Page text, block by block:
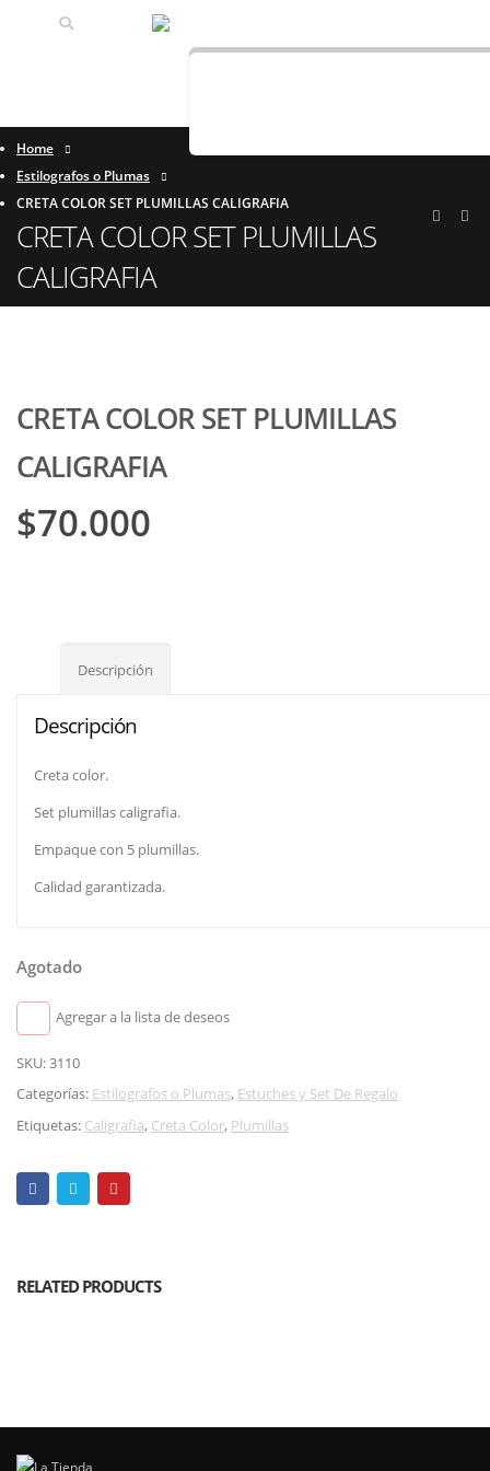
Home
Estilografos o Plumas
CRETA COLOR SET PLUMILLAS CALIGRAFIA
CRETA COLOR SET PLUMILLAS
CALIGRAFIA
CRETA COLOR SET PLUMILLAS
CALIGRAFIA
$70.000
Descripción
Descripción
Creta color.
Set plumillas caligrafia.
Empaque con 5 plumillas.
Calidad garantizada.
Agotado
Agregar a la lista de deseos
SKU:3110
Categorías: Estilografos o Plumas, Estuches y Set De Regalo
Etiquetas: Caligrafia, Creta Color, Plumillas
RELATED PRODUCTS